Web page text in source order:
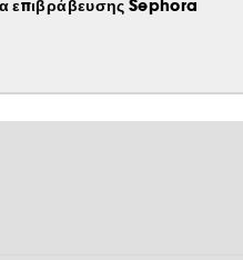
επιβράβευσης Sephora